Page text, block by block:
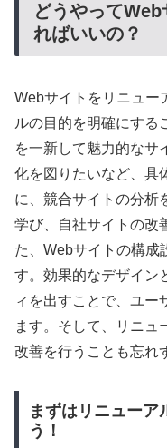
どうやって
ればいいの？
Webサイトをリニュー
ルの目的を明確にする
を一新して魅力的なサ
化を図りたいなど、具
に、競合サイトの分析
学び、自社サイトの改
た、Webサイトの構成
す。効果的なデザイン
ィを出すことで、ユー
ます。そして、リニュ
改善を行うことも忘れ
まずはリニューア
う！